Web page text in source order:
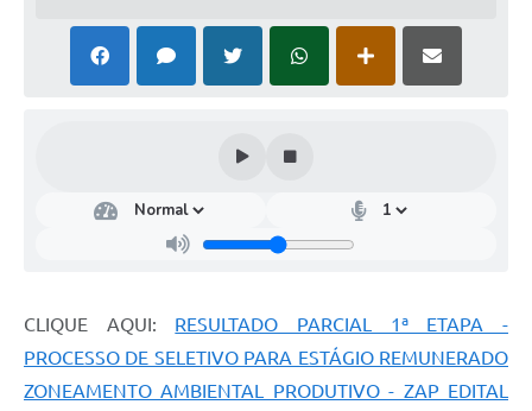
CLIQUE AQUI: RESULTADO PARCIAL 1ª ETAPA -
PROCESSO DE SELETIVO PARA ESTÁGIO REMUNERADO
ZONEAMENTO AMBIENTAL PRODUTIVO - ZAP EDITAL